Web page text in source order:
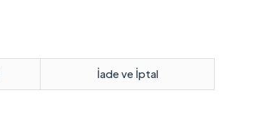
İade ve İptal